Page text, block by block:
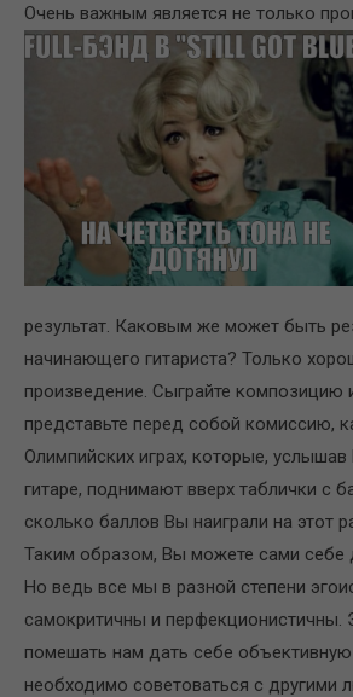
Очень важным является не только
результат. Каковым же может быть
начинающего гитариста? Только
произведение. Сыграйте композицию
представьте перед собой комиссию,
Олимпийских играх, которые, услышав
гитаре, поднимают вверх таблички с
сколько баллов Вы наиграли на этот
Таким образом, Вы можете сами себе
Но ведь все мы в разной степени
самокритичны и перфекционистичны.
помешать нам дать себе
необходимо советоваться с другими